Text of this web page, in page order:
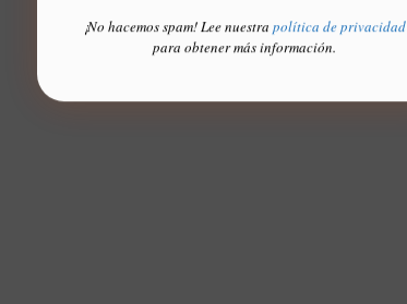
¡No hacemos spam! Lee nuestra política de privacidad
para obtener más información.